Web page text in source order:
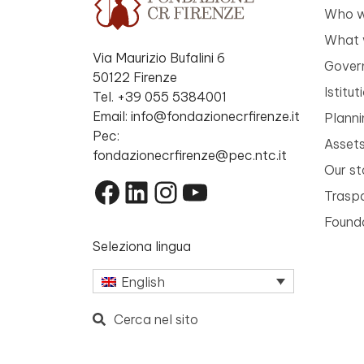
Via Maurizio Bufalini 6
50122 Firenze
Tel. +39 055 5384001
Email: info@fondazionecrfirenze.it
Pec:
fondazionecrfirenze@pec.ntc.it
Facebook
LinkedIn
Instagram
YouTube
Seleziona lingua
English
Cerca nel sito
Who
What
Our